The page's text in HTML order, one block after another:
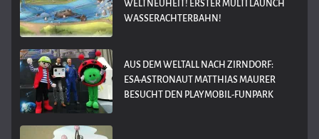
WELTNEUHEIT! ERSTER MULTI LAUNCH
WASSERACHTERBAHN!
AUS DEM WELTALL NACH ZIRNDORF:
ESA-ASTRONAUT MATTHIAS MAURER
BESUCHT DEN PLAYMOBIL-FUNPARK